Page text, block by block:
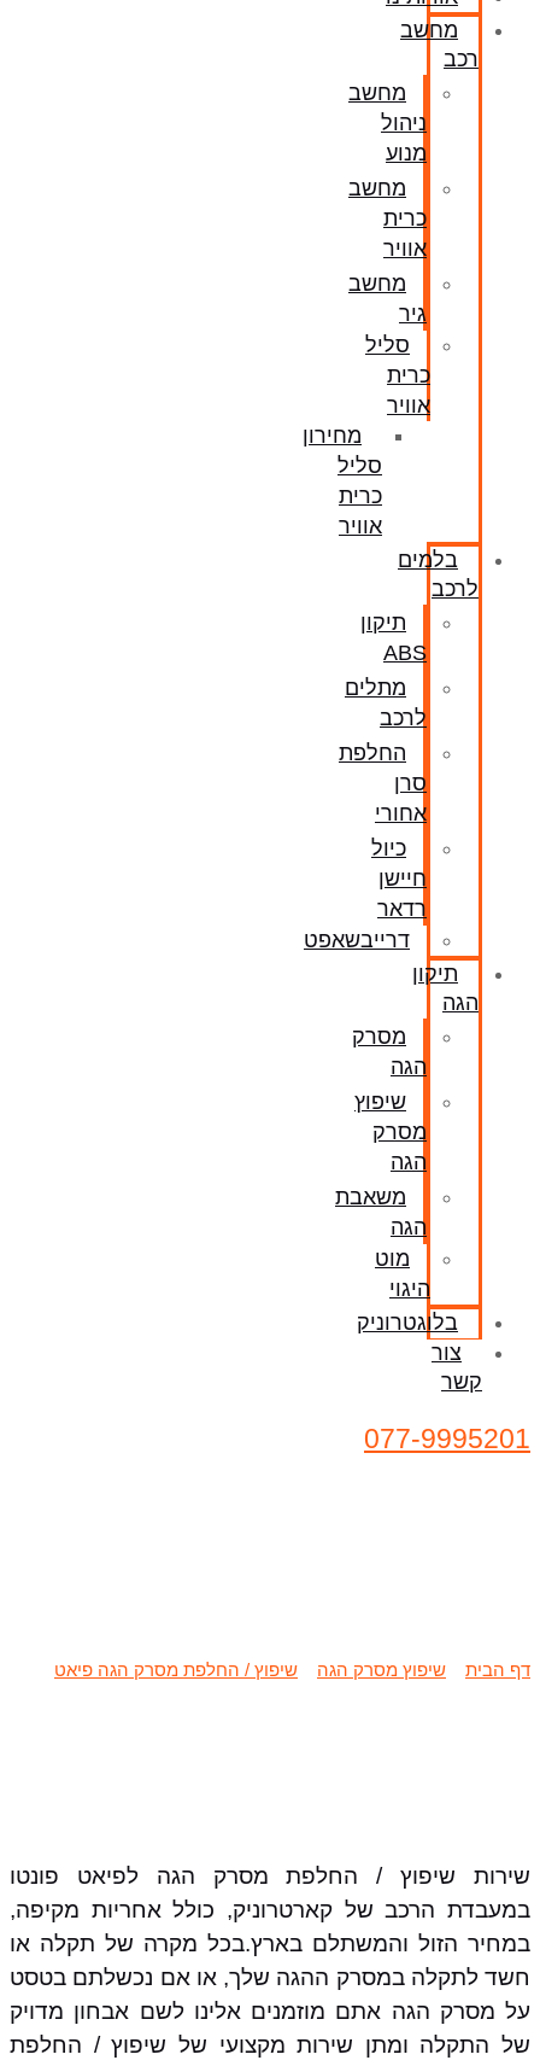
מחשב
רכב
מחשב
ניהול
מנוע
מחשב
כרית
אוויר
מחשב
גיר
סליל
כרית
אוויר
מחירון
סליל
כרית
אוויר
בלמים
לרכב
תיקון
ABS
מתלים
לרכב
החלפת
סרן
אחורי
כיול
חיישן
רדאר
דרייבשאפט
תיקון
הגה
מסרק
הגה
שיפוץ
מסרק
הגה
משאבת
הגה
מוט
היגוי
בלוגטרוניק
צור
קשר
077-9995201
דף הבית שיפוץ מסרק הגה שיפוץ / החלפת מסרק הגה פיאט
שירות שיפוץ / החלפת מסרק הגה לפיאט פונטו
במעבדת הרכב של קארטרוניק, כולל אחריות מקיפה,
במחיר הזול והמשתלם בארץ.בכל מקרה של תקלה או
חשד לתקלה במסרק ההגה שלך, או אם נכשלתם בטסט
על מסרק הגה אתם מוזמנים אלינו לשם אבחון מדויק
של התקלה ומתן שירות מקצועי של שיפוץ / החלפת